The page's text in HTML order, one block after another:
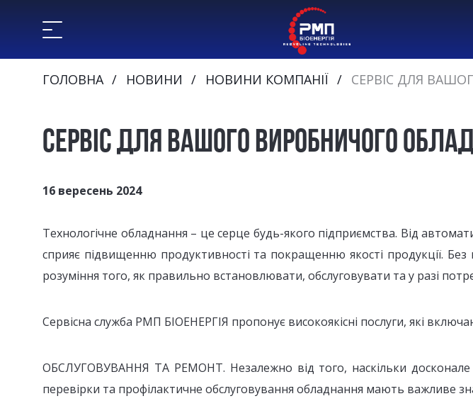
ГОЛОВНА НОВИНИ НОВИНИ КОМПАНІЇ СЕРВІС ДЛЯ
СЕРВІС ДЛЯ ВАШОГО ВИРОБНИЧОГО
16 вересень 2024
Технологічне обладнання – це серце будь-якого підприємства. Від
сприяє підвищенню продуктивності та покращенню якості продукції.
розуміння того, як правильно встановлювати, обслуговувати та у разі
Сервісна служба РМП БІОЕНЕРГІЯ пропонує високоякісні послуги, які
ОБСЛУГОВУВАННЯ ТА РЕМОНТ. Незалежно від того, наскільки досконале
перевірки та профілактичне обслуговування обладнання мають важливе